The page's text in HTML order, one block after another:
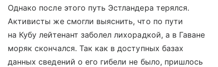
Однако после этого путь Эстландера терялся.
Активисты же смогли выяснить, что по пути
на Кубу лейтенант заболел лихорадкой, а в Гаване
моряк скончался. Так как в доступных базах
данных сведений о его гибели не было, пришлось